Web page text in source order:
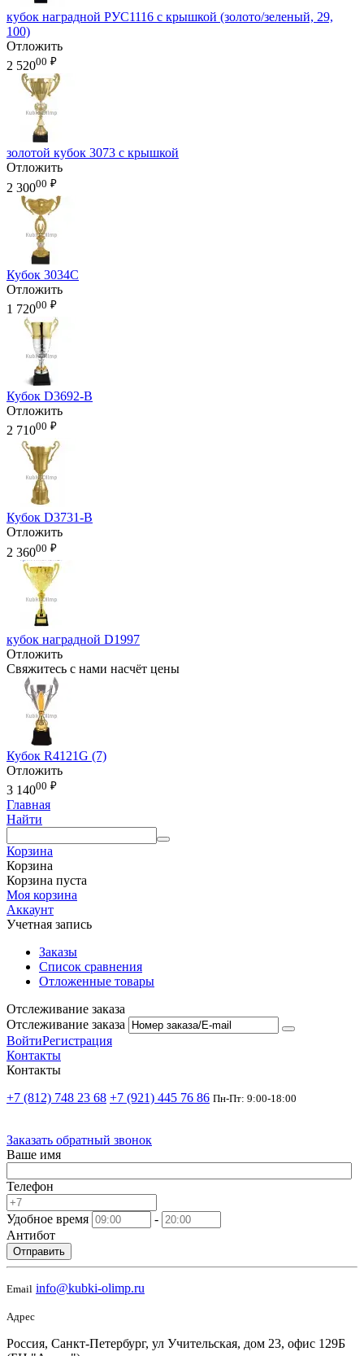
кубок наградной РУС1116 с крышкой (золото/зеленый, 29,
100)
Отложить
2 52000 ₽
золотой кубок 3073 с крышкой
Отложить
2 30000 ₽
Кубок 3034C
Отложить
1 72000 ₽
Кубок D3692-B
Отложить
2 71000 ₽
Кубок D3731-B
Отложить
2 36000 ₽
кубок наградной D1997
Отложить
Свяжитесь с нами насчёт цены
Кубок R4121G (7)
Отложить
3 14000 ₽
Главная
Найти
Корзина
Корзина
Корзина пуста
Моя корзина
Аккаунт
Учетная запись
Заказы
Список сравнения
Отложенные товары
Отслеживание заказа
Отслеживание заказа
ВойтиРегистрация
Контакты
Контакты
+7 (812) 748 23 68 +7 (921) 445 76 86 Пн-Пт: 9:00-18:00
Заказать обратный звонок
Ваше имя
Телефон
Удобное время
-
Антибот
Отправить
Email info@kubki-olimp.ru
Адрес
Россия, Санкт-Петербург, ул Учительская, дом 23, офис 129Б